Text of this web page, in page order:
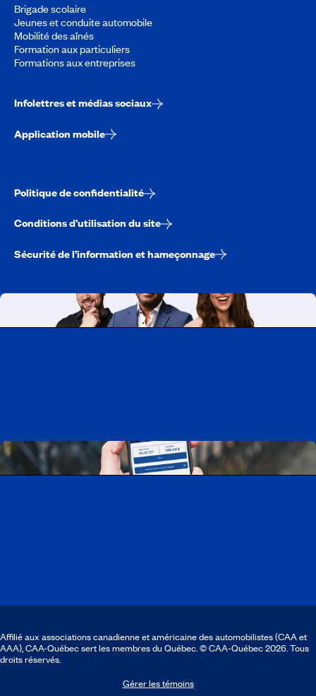
Brigade scolaire
Jeunes et conduite automobile
Mobilité des aînés
Formation aux particuliers
Formations aux entreprises
Infolettres et médias sociaux
Application mobile
Politique de confidentialité
Conditions d’utilisation du site
Sécurité de l’information et hameçonnage
Affilié aux associations canadienne et américaine des automobilistes (CAA et
AAA), CAA-Québec sert les membres du Québec. © CAA‑Québec 2026. Tous
droits réservés.
Gérer les témoins